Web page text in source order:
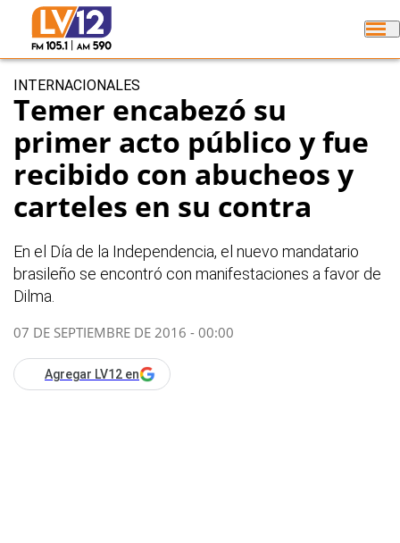
INTERNACIONALES
Temer encabezó su
primer acto público y fue
recibido con abucheos y
carteles en su contra
En el Día de la Independencia, el nuevo mandatario
brasileño se encontró con manifestaciones a favor de
Dilma.
07 DE SEPTIEMBRE DE 2016 - 00:00
Agregar LV12 en